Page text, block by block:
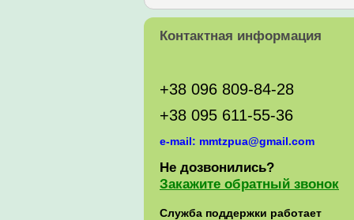
Контактная информация
+38 096 809-84-28
+38 095 611-55-36
e-mail: mmtzpua@gmail.com
Не дозвонились?
Закажите обратный звонок
Служба поддержки работает